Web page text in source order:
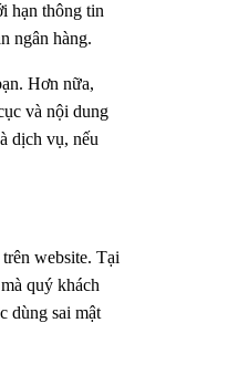
hạn thông tin
ngân hàng.
Hơn nữa,
và nội dung
dịch vụ, nếu
website. Tại
quý khách
dùng sai mật